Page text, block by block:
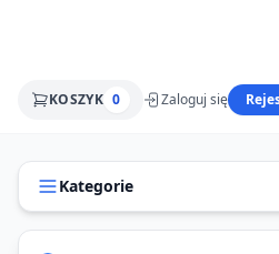
KOSZYK 0 Zaloguj się
Kategorie